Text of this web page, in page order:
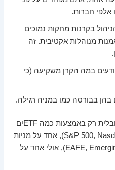
אלפי חברות.
בקרנות מחקות נמוכים
מנוהלות אקטיבית. זה
במה הקרן משקיעה (כי
בהן בבורסה כמו במניה רגילה.
אתם יכולים לבנות תיק מפוזר גלובלית רק באמצעות כמה ETFים
שונים: אחד על מניות ארה"ב (S&P 500, Nasdaq), אחד על מניות
עולם מחוץ לארה"ב (EAFE, Emerging Markets), אולי אחד על